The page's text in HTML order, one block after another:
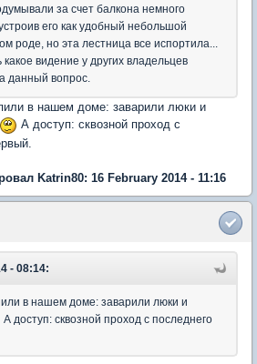
за счет балкона немного
его как удобный небольшой
роде, но эта лестница все испортила...
видение у других владельцев
данный вопрос.
в нашем доме: заварили люки и
А доступ: сквозной проход с
Katrin80: 16 February 2014 - 11:16
- 08:14:
в нашем доме: заварили люки и
доступ: сквозной проход с последнего